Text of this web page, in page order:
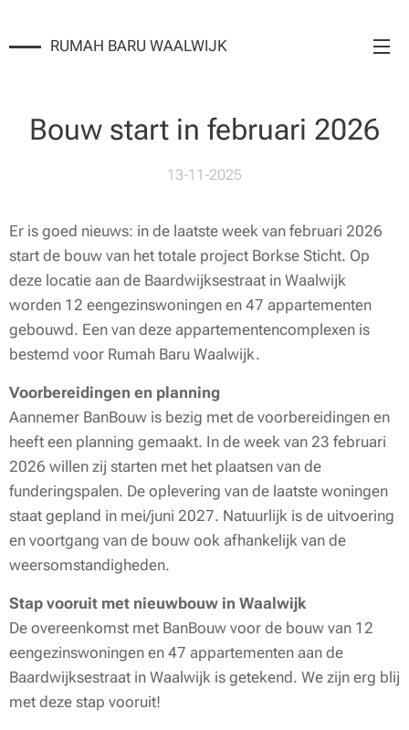
RUMAH BARU WAALWIJK
Bouw start in februari 2026
13-11-2025
Er is goed nieuws: in de laatste week van februari 2026
start de bouw van het totale project Borkse Sticht. Op
deze locatie aan de Baardwijksestraat in Waalwijk
worden 12 eengezinswoningen en 47 appartementen
gebouwd. Een van deze appartementencomplexen is
bestemd voor Rumah Baru Waalwijk.
Voorbereidingen en planning
Aannemer BanBouw is bezig met de voorbereidingen en
heeft een planning gemaakt. In de week van 23 februari
2026 willen zij starten met het plaatsen van de
funderingspalen. De oplevering van de laatste woningen
staat gepland in mei/juni 2027. Natuurlijk is de uitvoering
en voortgang van de bouw ook afhankelijk van de
weersomstandigheden.
Stap vooruit met nieuwbouw in Waalwijk
De overeenkomst met BanBouw voor de bouw van 12
eengezinswoningen en 47 appartementen aan de
Baardwijksestraat in Waalwijk is getekend. We zijn erg blij
met deze stap vooruit!